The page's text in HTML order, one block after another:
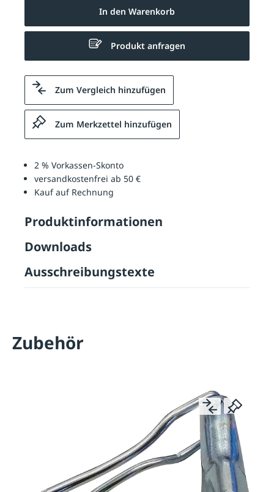
In den Warenkorb
Produkt anfragen
Zum Vergleich hinzufügen
Zum Merkzettel hinzufügen
2 % Vorkassen-Skonto
versandkostenfrei ab 50 €
Kauf auf Rechnung
Produktinformationen
Downloads
Ausschreibungstexte
Zubehör